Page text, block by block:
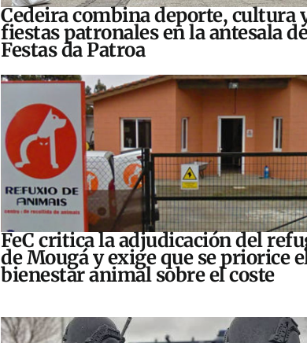
Cedeira combina deporte, cultura
fiestas patronales en la antesala
Festas da Patroa
FeC critica la adjudicación del
de Mougá y exige que se priorice
bienestar animal sobre el coste